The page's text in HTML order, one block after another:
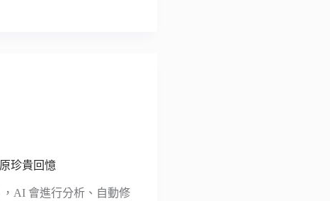
珍貴回憶
，AI 會進行分析、自動修